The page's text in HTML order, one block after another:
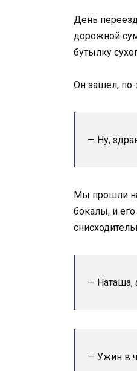
День
дорожной
бутылку
Он зашел, по-
— Ну,
Мы прошли
бокалы, и
— Наташа,
— Ужин в